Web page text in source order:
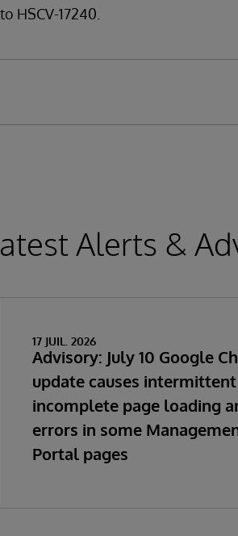
HSCV-17240.
Alerts &
17 JUIL. 2026
Advisory: July 10 Google
update causes intermittent
incomplete page loading
errors in some
Portal pages